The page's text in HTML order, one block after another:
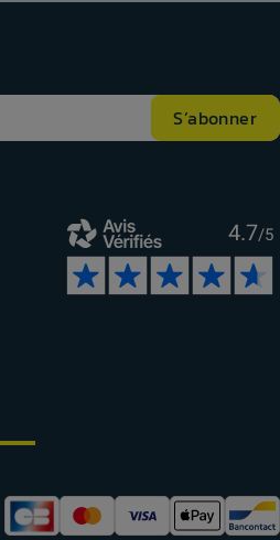
4.7/5